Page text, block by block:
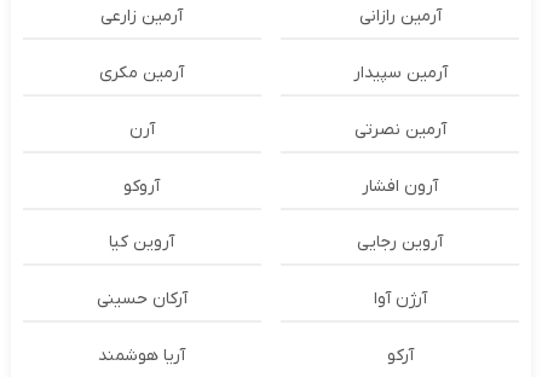
آرمین رازانی آرمین زارعی
آرمین سپیدار آرمین مکری
آرمین نصرتی آرن
آرون افشار آروکو
آروین رجایی آروین کیا
آرژن آوا آرکان حسینی
آرکو آریا هوشمند